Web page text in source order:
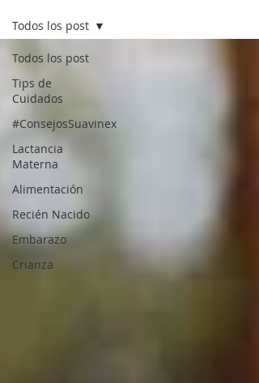
Todos los post
Tips de
Cuidados
#ConsejosSuavinex
Lactancia
Materna
Alimentación
Recién Nacido
Embarazo
Crianza
Todos los post